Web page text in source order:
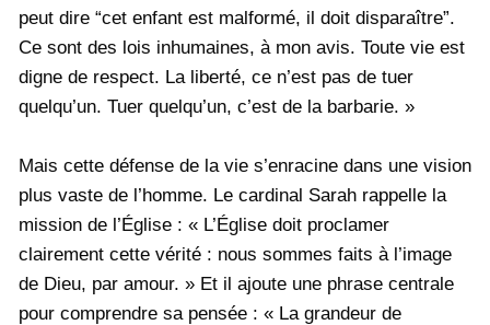
peut dire “cet enfant est malformé, il doit disparaître”.
Ce sont des lois inhumaines, à mon avis. Toute vie est
digne de respect. La liberté, ce n’est pas de tuer
quelqu’un. Tuer quelqu’un, c’est de la barbarie. »
Mais cette défense de la vie s’enracine dans une vision
plus vaste de l’homme. Le cardinal Sarah rappelle la
mission de l’Église : « L’Église doit proclamer
clairement cette vérité : nous sommes faits à l’image
de Dieu, par amour. » Et il ajoute une phrase centrale
pour comprendre sa pensée : « La grandeur de